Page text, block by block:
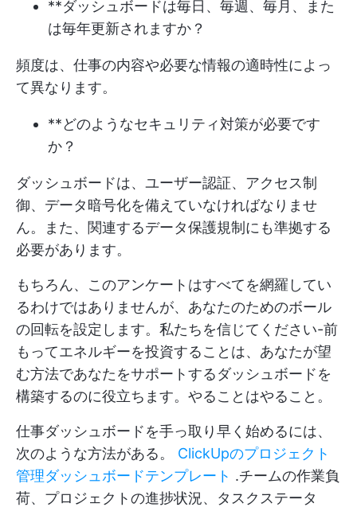
**ダッシュボードは毎日、毎週、毎月、また
は毎年更新されますか？
頻度は、仕事の内容や必要な情報の適時性によっ
て異なります。
**どのようなセキュリティ対策が必要です
か？
ダッシュボードは、ユーザー認証、アクセス制
御、データ暗号化を備えていなければなりませ
ん。また、関連するデータ保護規制にも準拠する
必要があります。
もちろん、このアンケートはすべてを網羅してい
るわけではありませんが、あなたのためのボール
の回転を設定します。私たちを信じてください-前
もってエネルギーを投資することは、あなたが望
む方法であなたをサポートするダッシュボードを
構築するのに役立ちます。やることはやること。
仕事ダッシュボードを手っ取り早く始めるには、
次のような方法がある。 ClickUpのプロジェクト
管理ダッシュボードテンプレート .チームの作業負
荷、プロジェクトの進捗状況、タスクステータ